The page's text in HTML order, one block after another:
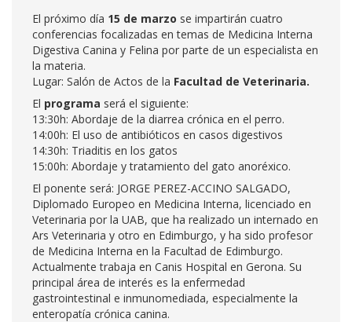
El próximo día 15 de marzo se impartirán cuatro
conferencias focalizadas en temas de Medicina Interna
Digestiva Canina y Felina por parte de un especialista en
la materia.
Lugar: Salón de Actos de la Facultad de Veterinaria.
El programa será el siguiente:
13:30h: Abordaje de la diarrea crónica en el perro.
14:00h: El uso de antibióticos en casos digestivos
14:30h: Triaditis en los gatos
15:00h: Abordaje y tratamiento del gato anoréxico.
El ponente será: JORGE PEREZ-ACCINO SALGADO,
Diplomado Europeo en Medicina Interna, licenciado en
Veterinaria por la UAB, que ha realizado un internado en
Ars Veterinaria y otro en Edimburgo, y ha sido profesor
de Medicina Interna en la Facultad de Edimburgo.
Actualmente trabaja en Canis Hospital en Gerona. Su
principal área de interés es la enfermedad
gastrointestinal e inmunomediada, especialmente la
enteropatía crónica canina.